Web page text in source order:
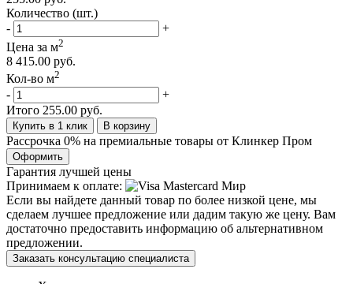
Количество (шт.)
-
+
Цена за м2
8 415.00 руб.
Кол-во м2
-
+
Итого 255.00 руб.
Купить в 1 клик В корзину
Рассрочка 0% на премиальные товары от Клинкер Пром
Оформить
Гарантия лучшей цены
Принимаем к оплате:
Если вы найдете данный товар по более низкой цене, мы
сделаем лучшее предложение или дадим такую же цену. Вам
достаточно предоставить информацию об альтернативном
предложении.
Заказать консультацию специалиста